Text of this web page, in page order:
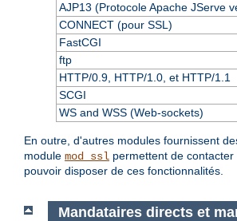
AJP13 (Protocole Apache JServe
CONNECT (pour SSL)
FastCGI
ftp
HTTP/0.9, HTTP/1.0, et HTTP/1.1
SCGI
WS and WSS (Web-sockets)
En outre, d'autres modules fournissent
module mod_ssl permettent de
pouvoir disposer de ces fonctionnalités.
Mandataires directs et